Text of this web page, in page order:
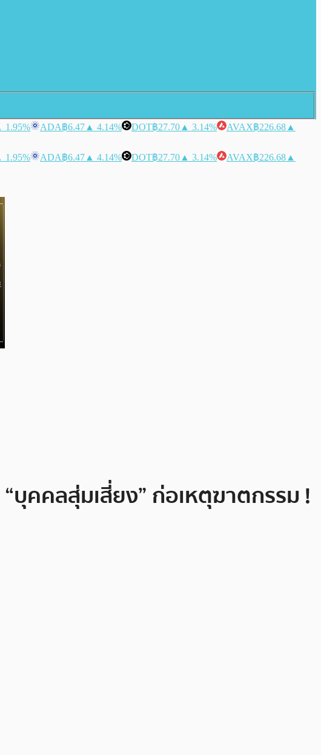
1.95% ADA฿6.47 ▲ 4.14% DOT฿27.70 ▲ 3.14% AVAX฿226.68 ▲
1.95% ADA฿6.47 ▲ 4.14% DOT฿27.70 ▲ 3.14% AVAX฿226.68 ▲
คคลสุ่มเสี่ยง” ก่อเหตุฆาตกรรม !